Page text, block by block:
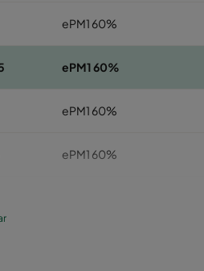
ePM1 60%
ePM1 60%
ePM1 60%
ePM1 60%